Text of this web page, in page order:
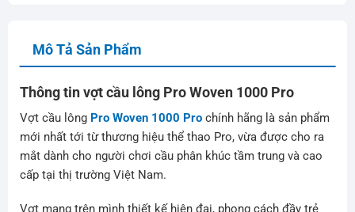
Mô Tả Sản Phẩm
Thông tin vợt cầu lông Pro Woven 1000 Pro
Vợt cầu lông Pro Woven 1000 Prochính hãng là sản phẩm
mới nhất tới từ thương hiệu thể thao Pro, vừa được cho ra
mắt dành cho người chơi cầu phân khúc tầm trung và cao
cấp tại thị trường Việt Nam.